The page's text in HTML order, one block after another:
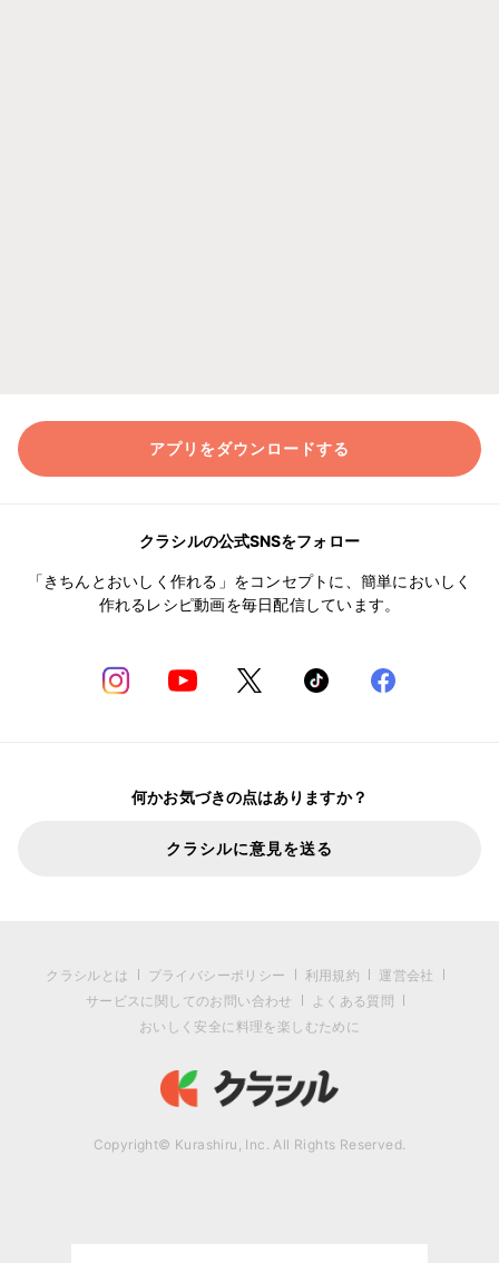
アプリをダウンロードする
クラシルの公式SNSをフォロー
「きちんとおいしく作れる」をコンセプトに、簡単においしく
作れるレシピ動画を毎日配信しています。
何かお気づきの点はありますか？
クラシルに意見を送る
クラシルとは プライバシーポリシー 利用規約
運営会社
サービスに関してのお問い合わせ
よくある質問
おいしく安全に料理を楽しむために
Copyright© Kurashiru, Inc. All Rights Reserved.